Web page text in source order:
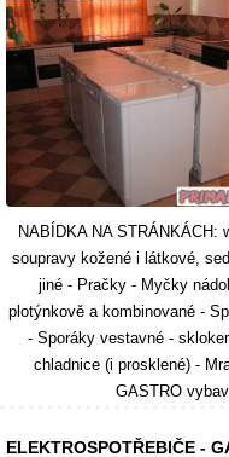
NABÍDKA NA STRÁNKÁCH:
soupravy kožené i látkové,
jiné - Pračky - Myčky
plotýnkově a kombinované -
- Sporáky vestavné -
chladnice (i prosklené) -
GASTRO
ELEKTROSPOTŘEBIČE -